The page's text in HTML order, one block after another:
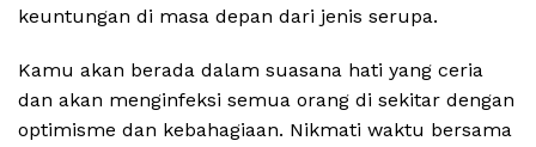
keuntungan di masa depan dari jenis serupa.
Kamu akan berada dalam suasana hati yang ceria
dan akan menginfeksi semua orang di sekitar dengan
optimisme dan kebahagiaan. Nikmati waktu bersama